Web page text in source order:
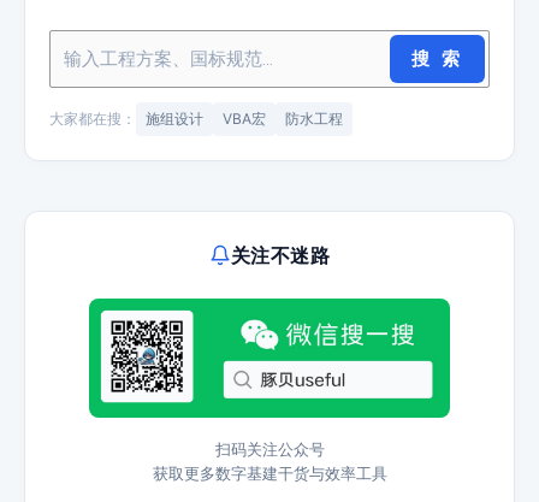
搜 索
大家都在搜： 施组设计 VBA宏 防水工程
关注不迷路
扫码关注公众号
获取更多数字基建干货与效率工具